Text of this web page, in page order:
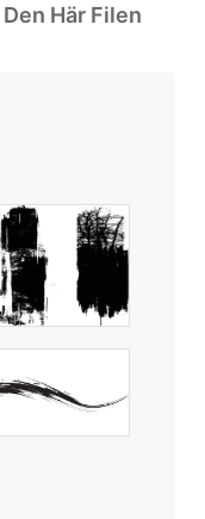
Här Filen